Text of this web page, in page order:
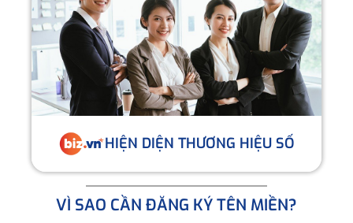
HIỆN DIỆN THƯƠNG HIỆU SỐ
VÌ SAO CẦN ĐĂNG KÝ TÊN MIỀN?